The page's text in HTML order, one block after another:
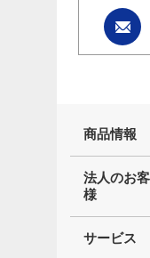
商品情報
法人のお客
様
サービス